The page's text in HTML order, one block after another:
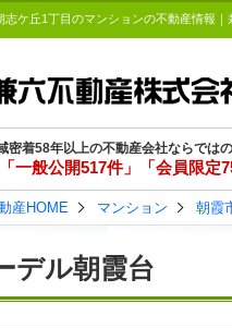
志ケ丘1丁目のマンションの不動産情報｜
密着58年以上の不動産会社ならでは
「一般公開517件」「会員限定
産HOME マンション 朝霞
デル朝霞台